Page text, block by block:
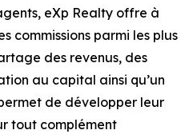
eXp Realty offre à
commissions parmi les plus
des revenus, des
au capital ainsi qu’un
de développer leur
tout complément